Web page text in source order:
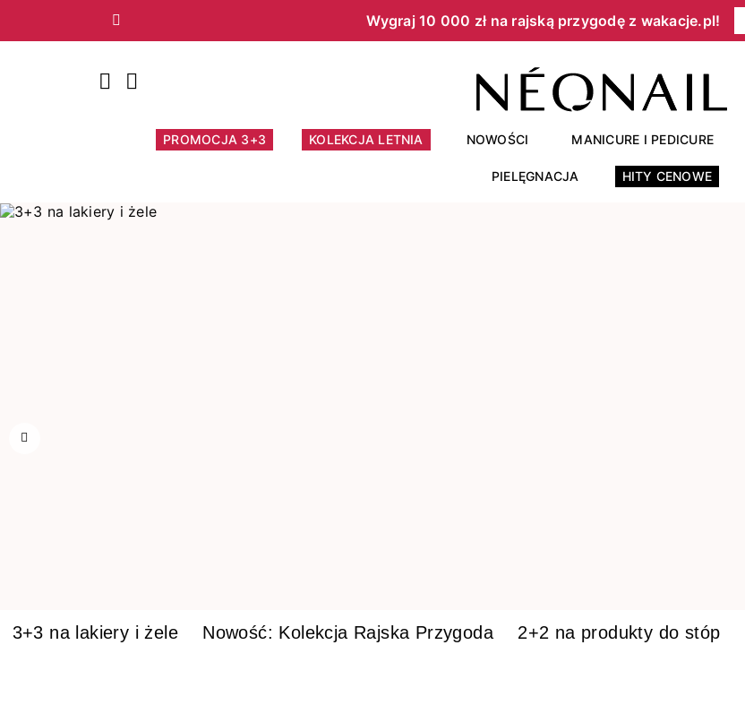
Wygraj 10 000 zł na rajską przygodę z wakacje.pl!​
Poprzedni
PROMOCJA 3+3 KOLEKCJA LETNIA NOWOŚCI MANICURE I PEDICURE
PIELĘGNACJA HITY CENOWE
3+3 na lakiery i żele Nowość: Kolekcja Rajska Przygoda 2+2 na produkty do stóp